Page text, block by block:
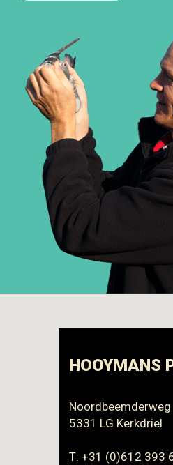
HOOYMANS
Noordbeemderweg
5331 LG Kerkdriel
T: +31 (0)612 393